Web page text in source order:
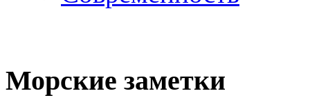
Морские заметки